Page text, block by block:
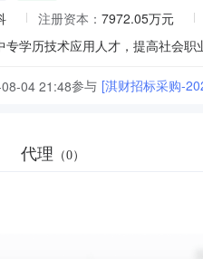
注册资本： 7972.05万元
专学历技术应用人才，提高社会
04 21:48参与 [淇财招标采购-
代理 （0）